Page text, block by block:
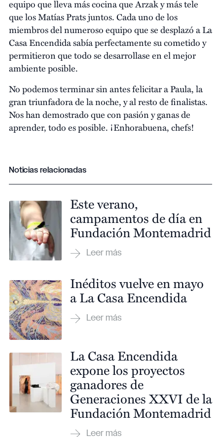
equipo que lleva más cocina que Arzak y más tele
que los Matías Prats juntos. Cada uno de los
miembros del numeroso equipo que se desplazó a La
Casa Encendida sabía perfectamente su cometido y
permitieron que todo se desarrollase en el mejor
ambiente posible.
No podemos terminar sin antes felicitar a Paula, la
gran triunfadora de la noche, y al resto de finalistas.
Nos han demostrado que con pasión y ganas de
aprender, todo es posible. ¡Enhorabuena, chefs!
Noticias relacionadas
Este verano,
campamentos de día en
Fundación Montemadrid
Inéditos vuelve en mayo
a La Casa Encendida
La Casa Encendida
expone los proyectos
ganadores de
Generaciones XXVI de la
Fundación Montemadrid